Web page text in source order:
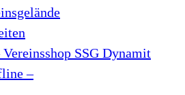
SSG Dynamit
–